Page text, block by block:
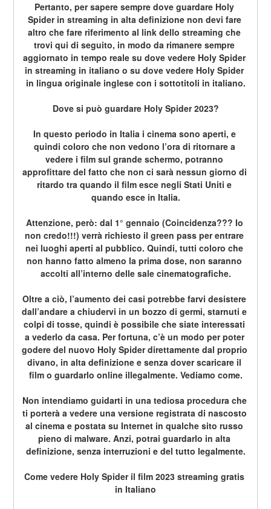
Pertanto, per sapere sempre dove guardare Holy
Spider in streaming in alta definizione non devi fare
altro che fare riferimento al link dello streaming che
trovi qui di seguito, in modo da rimanere sempre
aggiornato in tempo reale su dove vedere Holy Spider
in streaming in italiano o su dove vedere Holy Spider
in lingua originale inglese con i sottotitoli in italiano.
Dove si può guardare Holy Spider 2023?
In questo periodo in Italia i cinema sono aperti, e
quindi coloro che non vedono l’ora di ritornare a
vedere i film sul grande schermo, potranno
approfittare del fatto che non ci sarà nessun giorno di
ritardo tra quando il film esce negli Stati Uniti e
quando esce in Italia.
Attenzione, però: dal 1° gennaio (Coincidenza??? Io
non credo!!!) verrà richiesto il green pass per entrare
nei luoghi aperti al pubblico. Quindi, tutti coloro che
non hanno fatto almeno la prima dose, non saranno
accolti all’interno delle sale cinematografiche.
Oltre a ciò, l’aumento dei casi potrebbe farvi desistere
dall’andare a chiudervi in un bozzo di germi, starnuti e
colpi di tosse, quindi è possibile che siate interessati
a vederlo da casa. Per fortuna, c’è un modo per poter
godere del nuovo Holy Spider direttamente dal proprio
divano, in alta definizione e senza dover scaricare il
film o guardarlo online illegalmente. Vediamo come.
Non intendiamo guidarti in una tediosa procedura che
ti porterà a vedere una versione registrata di nascosto
al cinema e postata su Internet in qualche sito russo
pieno di malware. Anzi, potrai guardarlo in alta
definizione, senza interruzioni e del tutto legalmente.
Come vedere Holy Spider il film 2023 streaming gratis
in Italiano